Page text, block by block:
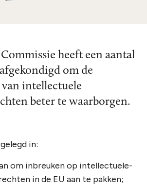
heeft een aantal
om de
intellectuele
beter te waarborgen.
in:
om inbreuken op intellectuele-
in de EU aan te pakken;